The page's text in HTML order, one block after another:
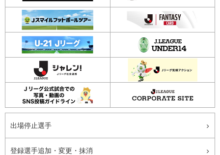
出場停止選手
登録選手追加・変更・抹消